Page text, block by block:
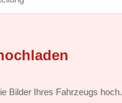
Bilder Ihres Fahrzeugs hoch.